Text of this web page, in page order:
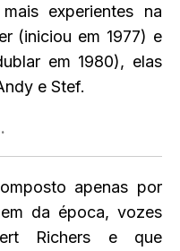
experientes na
(iniciou em 1977) e
em 1980), elas
e Stef.
apenas por
da época, vozes
Richers e que